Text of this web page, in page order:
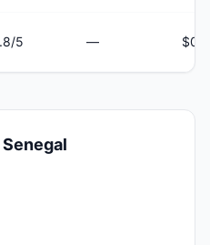
/5 —